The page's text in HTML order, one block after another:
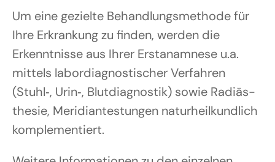
Um eine geziel­te Behand­lungs­me­tho­de für
Ihre Erkran­kung zu fin­den, wer­den die
Erkennt­nis­se aus Ihrer Erst­ana­mne­se u.a.
mit­tels labor­dia­gnos­ti­scher Ver­fah­ren
(Stuhl‑, Urin‑, Blut­dia­gnos­tik) sowie Radi­äs­
the­sie, Meri­di­an­tes­tun­gen natur­heil­kund­lich
kom­ple­men­tiert.